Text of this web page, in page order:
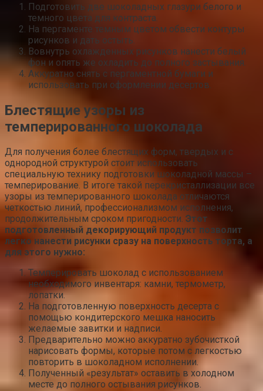
Подготовить две шоколадных глазури белого и
темного цвета для контраста.
На пергаменте темным цветом обвести контуры
рисунков и дать остыть.
Вовнутрь охлажденных рисунков нанести белый
фон и опять же охладить до полного застывания.
Аккуратно снять с пергаментной бумаги и
использовать при оформлении десертов.
Блестящие узоры из
темперированного шоколада
Для получения более блестящих форм, твердых и с
однородной структурой стоит использовать
специальную технику подготовки шоколадной массы –
темперирование. В итоге такой перекристаллизации все
узоры из темперированного шоколада отличаются
четкостью линий, профессионализмом исполнения,
продолжительным сроком пригодности. Этот
подготовленный декорирующий продукт позволит
легко нанести рисунки сразу на поверхность торта, а
для этого нужно:
Темперировать шоколад с использованием
необходимого инвентаря: камни, термометр,
лопатки.
На подготовленную поверхность десерта с
помощью кондитерского мешка наносить
желаемые завитки и надписи.
Предварительно можно аккуратно зубочисткой
нарисовать формы, которые потом с легкостью
повторить в шоколадном исполнении.
Полученный «результат» оставить в холодном
месте до полного остывания рисунков.